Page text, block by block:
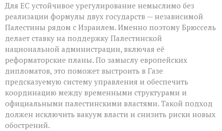
Для ЕС устойчивое урегулирование немыслимо без
реализации формулы двух государств — независимой
Палестины рядом с Израилем. Именно поэтому Брюссель
делает ставку на поддержку Палестинской
национальной администрации, включая её
реформаторские планы. По замыслу европейских
дипломатов, это поможет выстроить в Газе
предсказуемую систему управления и обеспечить
координацию между временными структурами и
официальными палестинскими властями. Такой подход
должен исключить вакуум власти и снизить риски новых
обострений.